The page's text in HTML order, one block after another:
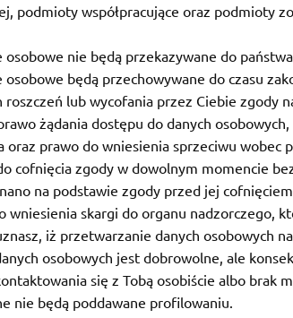
podmioty współpracujące oraz podmioty
osobowe nie będą przekazywane do
osobowe będą przechowywane do czasu
lub wycofania przez Ciebie zgody
żądania dostępu do danych
oraz prawo do wniesienia sprzeciwu wobec
cofnięcia zgody w dowolnym momencie
na podstawie zgody przed jej cofnięciem.
wniesienia skargi do organu nadzorczego,
iż przetwarzanie danych osobowych
osobowych jest dobrowolne, ale
się z Tobą osobiście albo brak
nie będą poddawane profilowaniu.